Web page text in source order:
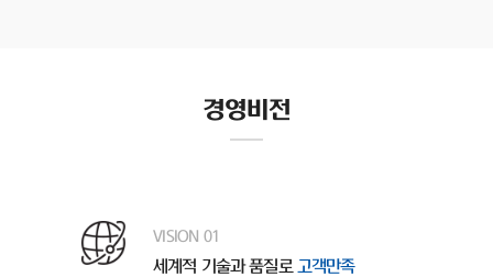
경영비전
VISION 01
세계적 기술과 품질로 고객만족